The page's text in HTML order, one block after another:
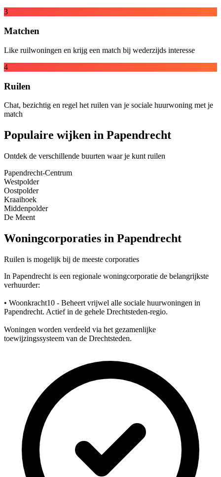
3
Matchen
Like ruilwoningen en krijg een match bij wederzijds interesse
4
Ruilen
Chat, bezichtig en regel het ruilen van je sociale huurwoning met je
match
Populaire wijken in Papendrecht
Ontdek de verschillende buurten waar je kunt ruilen
Papendrecht-Centrum
Westpolder
Oostpolder
Kraaihoek
Middenpolder
De Meent
Woningcorporaties in Papendrecht
Ruilen is mogelijk bij de meeste corporaties
In Papendrecht is een regionale woningcorporatie de belangrijkste
verhuurder:
• Woonkracht10 - Beheert vrijwel alle sociale huurwoningen in
Papendrecht. Actief in de gehele Drechtsteden-regio.
Woningen worden verdeeld via het gezamenlijke
toewijzingssysteem van de Drechtsteden.